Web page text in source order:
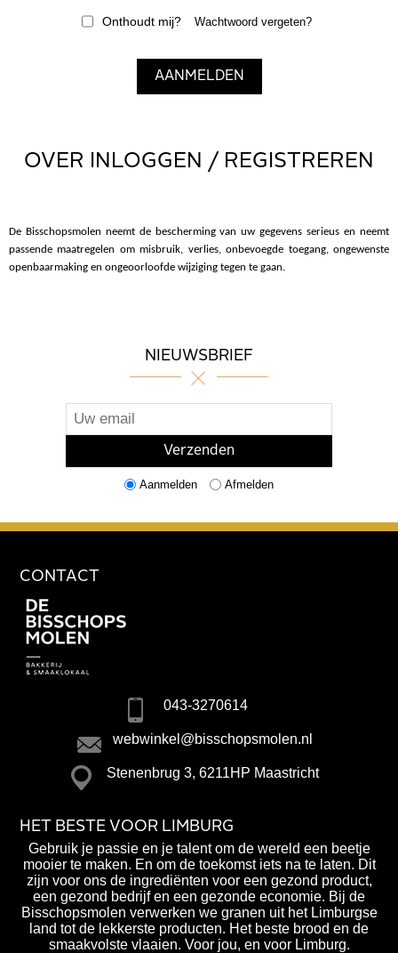
Onthoudt mij? Wachtwoord vergeten?
OVER INLOGGEN / REGISTREREN
De Bisschopsmolen neemt de bescherming van uw gegevens serieus en neemt
passende maatregelen om misbruik, verlies, onbevoegde toegang, ongewenste
openbaarmaking en ongeoorloofde wijziging tegen te gaan.
NIEUWSBRIEF
Aanmelden Afmelden
CONTACT
043-3270614
webwinkel@bisschopsmolen.nl
Stenenbrug 3, 6211HP Maastricht
HET BESTE VOOR LIMBURG
Gebruik je passie en je talent om de wereld een beetje
mooier te maken. En om de toekomst iets na te laten. Dit
zijn voor ons de ingrediënten voor een gezond product,
een gezond bedrijf en een gezonde economie. Bij de
Bisschopsmolen verwerken we granen uit het Limburgse
land tot de lekkerste producten. Het beste brood en de
smaakvolste vlaaien. Voor jou, en voor Limburg.